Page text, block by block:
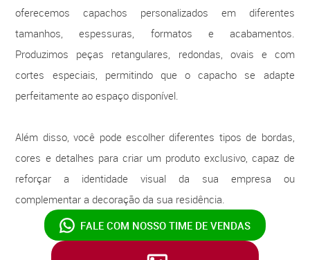
oferecemos capachos personalizados em diferentes
tamanhos, espessuras, formatos e acabamentos.
Produzimos peças retangulares, redondas, ovais e com
cortes especiais, permitindo que o capacho se adapte
perfeitamente ao espaço disponível.
Além disso, você pode escolher diferentes tipos de bordas,
cores e detalhes para criar um produto exclusivo, capaz de
reforçar a identidade visual da sua empresa ou
complementar a decoração da sua residência.
FALE COM NOSSO TIME DE VENDAS